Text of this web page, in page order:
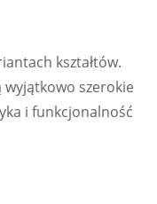
kształtów.
szerokie
i funkcjonalność